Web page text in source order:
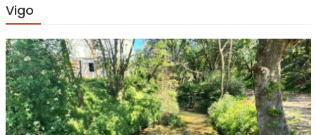
Vigo